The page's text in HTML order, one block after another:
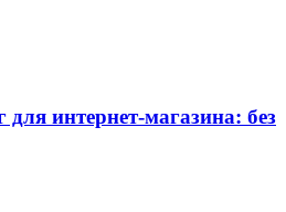
интернет-магазина: без